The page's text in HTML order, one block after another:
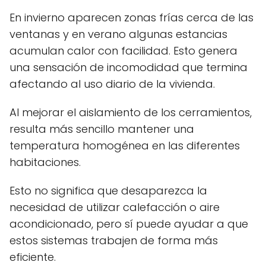
En invierno aparecen zonas frías cerca de las
ventanas y en verano algunas estancias
acumulan calor con facilidad. Esto genera
una sensación de incomodidad que termina
afectando al uso diario de la vivienda.
Al mejorar el aislamiento de los cerramientos,
resulta más sencillo mantener una
temperatura homogénea en las diferentes
habitaciones.
Esto no significa que desaparezca la
necesidad de utilizar calefacción o aire
acondicionado, pero sí puede ayudar a que
estos sistemas trabajen de forma más
eficiente.